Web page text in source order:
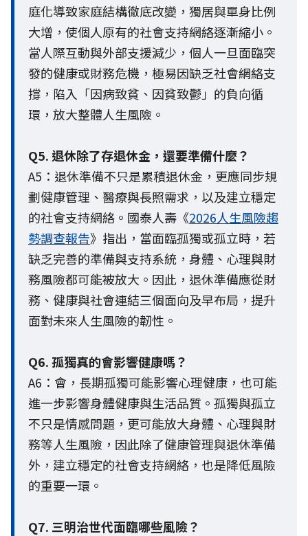
庭化導致家庭結構徹底改變，獨居與單身比例
大增，使個人原有的社會支持網絡逐漸縮小。
當人際互動與外部支援減少，個人一旦面臨突
發的健康或財務危機，極易因缺乏社會網絡支
撐，陷入「因病致貧、因貧致鬱」的負向循
環，放大整體人生風險。
Q5. 退休除了存退休金，還要準備什麼？
A5：退休準備不只是累積退休金，更應同步規
劃健康管理、醫療與長照需求，以及建立穩定
的社會支持網絡。國泰人壽《2026人生風險趨
勢調查報告》指出，當面臨孤獨或孤立時，若
缺乏完善的準備與支持系統，身體、心理與財
務風險都可能被放大。因此，退休準備應從財
務、健康與社會連結三個面向及早布局，提升
面對未來人生風險的韌性。
Q6. 孤獨真的會影響健康嗎？
A6：會，長期孤獨可能影響心理健康，也可能
進一步影響身體健康與生活品質。孤獨與孤立
不只是情感問題，更可能放大身體、心理與財
務等人生風險，因此除了健康管理與退休準備
外，建立穩定的社會支持網絡，也是降低風險
的重要一環。
Q7. 三明治世代面臨哪些風險？